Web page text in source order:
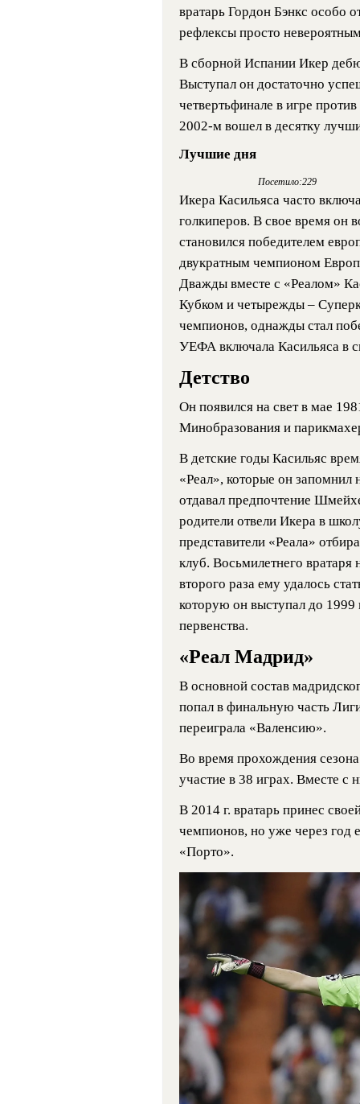
вратарь Гордон Бэнкс особо
рефлексы просто
В сборной Испании Икер
Выступал он достаточно
четвертьфинале в игре
2002-м вошел в десятку
Лучшие дня
Посетило:229
Икера Касильяса часто
голкиперов. В свое время он
становился победителем
двукратным чемпионом
Дважды вместе с «Реалом»
Кубком и четырежды –
чемпионов, однажды стал
УЕФА включала Касильяса в
Детство
Он появился на свет в мае
Минобразования и
В детские годы Касильяс
«Реал», которые он запомнил
отдавал предпочтение
родители отвели Икера в
представители «Реала»
клуб. Восьмилетнего
второго раза ему удалось
которую он выступал до
первенства.
«Реал Мадрид»
В основной состав
попал в финальную часть
переиграла «Валенсию».
Во время прохождения
участие в 38 играх. Вместе с
В 2014 г. вратарь принес
чемпионов, но уже через год
«Порто».